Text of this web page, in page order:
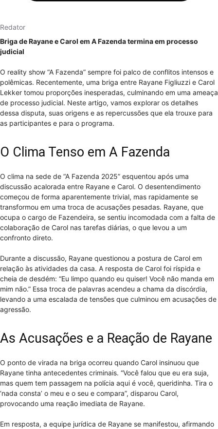
Redator
Briga de Rayane e Carol em A Fazenda termina em processo
judicial
O reality show “A Fazenda” sempre foi palco de conflitos intensos e
polêmicas. Recentemente, uma briga entre Rayane Figliuzzi e Carol
Lekker tomou proporções inesperadas, culminando em uma ameaça
de processo judicial. Neste artigo, vamos explorar os detalhes
dessa disputa, suas origens e as repercussões que ela trouxe para
as participantes e para o programa.
O Clima Tenso em A Fazenda
O clima na sede de “A Fazenda 2025” esquentou após uma
discussão acalorada entre Rayane e Carol. O desentendimento
começou de forma aparentemente trivial, mas rapidamente se
transformou em uma troca de acusações pesadas. Rayane, que
ocupa o cargo de Fazendeira, se sentiu incomodada com a falta de
colaboração de Carol nas tarefas diárias, o que levou a um
confronto direto.
Durante a discussão, Rayane questionou a postura de Carol em
relação às atividades da casa. A resposta de Carol foi ríspida e
cheia de desdém: “Eu limpo quando eu quiser! Você não manda em
mim não.” Essa troca de palavras acendeu a chama da discórdia,
levando a uma escalada de tensões que culminou em acusações de
agressão.
As Acusações e a Reação de Rayane
O ponto de virada na briga ocorreu quando Carol insinuou que
Rayane tinha antecedentes criminais. “Você falou que eu era suja,
mas quem tem passagem na polícia aqui é você, queridinha. Tira o
‘nada consta’ o meu e o seu e compara”, disparou Carol,
provocando uma reação imediata de Rayane.
Em resposta, a equipe jurídica de Rayane se manifestou, afirmando